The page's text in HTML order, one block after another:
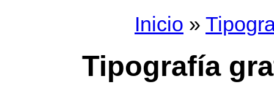
Inicio »
Tipografía